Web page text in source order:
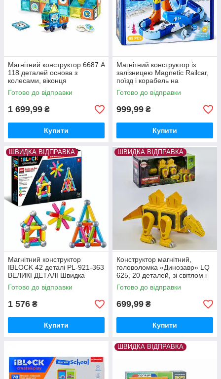
Магнітний конструктор 6687 A
118 деталей основа з
колесами, віконця
Готово до відправки
1 699,99 ₴
Купити
Магнітний конструктор із
залізницею Magnetic Railcar,
поїзд і корабель на
акумуляторі.
Готово до відправки
999,99 ₴
Купити
ШВИДКА ВІДПРАВКА
Магнітний конструктор
IBLOCK 42 деталі PL-921-363
ВЕЛИКІ ДЕТАЛІ Швидка
відправка
Готово до відправки
1 576 ₴
Купити
ШВИДКА ВІДПРАВКА
Конструктор магнітний,
головоломка «Динозавр» LQ
625, 20 деталей, зі світлом і
звуком,
Готово до відправки
699,99 ₴
Купити
ШВИДКА ВІДПРАВКА